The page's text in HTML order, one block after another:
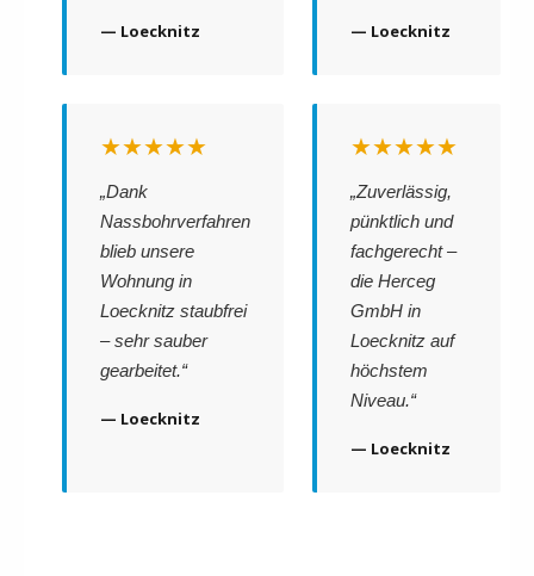
— Loecknitz — Loecknitz
★★★★★
„Dank
Nassbohrverfahren
blieb unsere
Wohnung in
Loecknitz staubfrei
– sehr sauber
gearbeitet.“
— Loecknitz
★★★★★
„Zuverlässig,
pünktlich und
fachgerecht –
die Herceg
GmbH in
Loecknitz auf
höchstem
Niveau.“
— Loecknitz